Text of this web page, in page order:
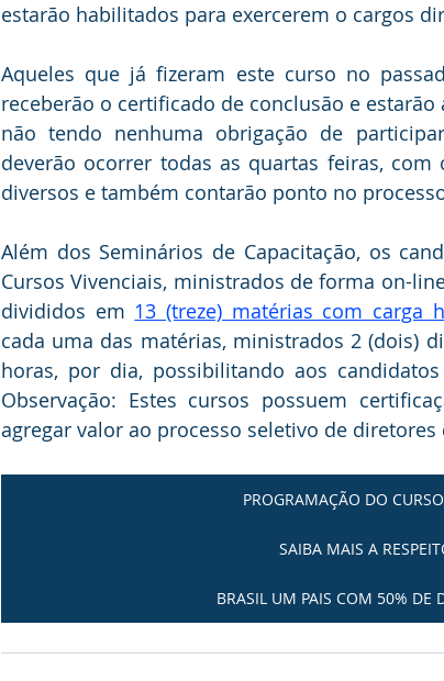
estarão habilitados para exercerem o cargos
Aqueles que já fizeram este curso no
receberão o certificado de conclusão e
não tendo nenhuma obrigação de
deverão ocorrer todas as quartas feiras, com
diversos e também contarão ponto no
Além dos Seminários de Capacitação, os
Cursos Vivenciais, ministrados de forma on-
divididos em
cada uma das matérias, ministrados 2 (dois)
horas, por dia, possibilitando aos
Observação: Estes cursos possuem
agregar valor ao processo seletivo de diretores
PROGRAMAÇÃO DO
SAIBA MAIS A
BRASIL UM PAIS COM 50% DE